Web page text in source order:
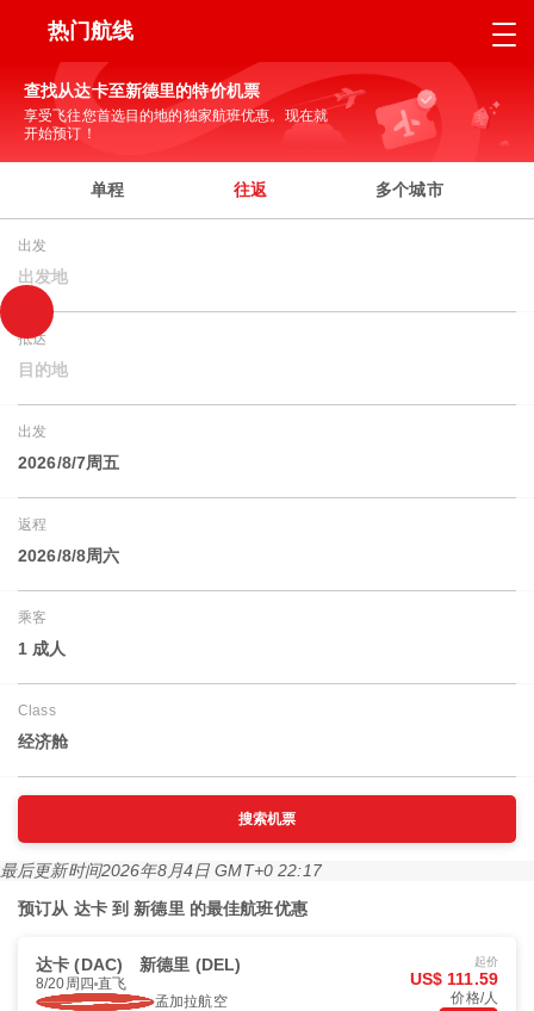
热门航线
查找从达卡至新德里的特价机票
享受飞往您首选目的地的独家航班优惠。现在就
开始预订！
单程 往返 多个城市
出发
出发地
抵达
目的地
出发
2026/8/7周五
返程
2026/8/8周六
乘客
1 成人
Class
经济舱
搜索机票
最后更新时间2026年8月4日 GMT+0 22:17
预订从 达卡 到 新德里 的最佳航班优惠
达卡 (DAC) 新德里 (DEL)
8/20周四 直飞
孟加拉航空
起价
US$ 111.59
价格/人